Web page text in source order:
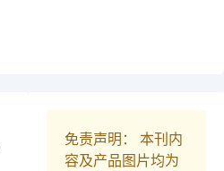
免责声明： 本刊内
容及产品图片均为